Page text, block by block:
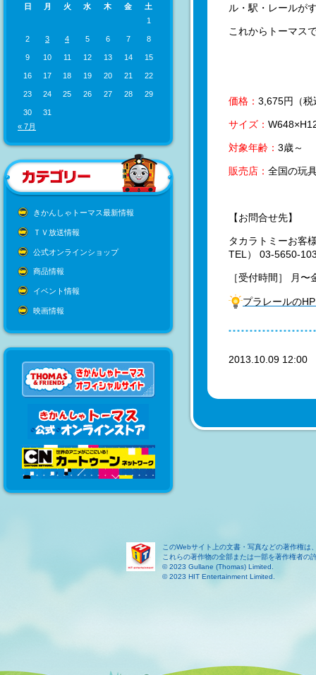
日
月 火 水 木 金
土
1
2 3 4 5 6 7 8
9 10 11 12 13 14 15
16 17 18 19 20 21 22
23 24 25 26 27 28 29
30
31
« 7月
きかんしゃトーマス最新情報
ＴＶ放送情報
公式オンラインショップ
商品情報
イベント情報
映画情報
ル・駅・レールが
これからトーマス
価格： 3,675円（税
サイズ：
対象年齢： 3歳～
販売店： 全国の玩
【お問合せ先】
タカラトミーお客
TEL） 03-5650-
［受付時間］ 月
プラレールの
2013.10.09
このWebサイト上の文書・写真などの著作権は
これらの著作物の全部または一部を著作権者の
© 2023 Gullane (Thomas) Limited.
© 2023 HIT Entertainment Limited.